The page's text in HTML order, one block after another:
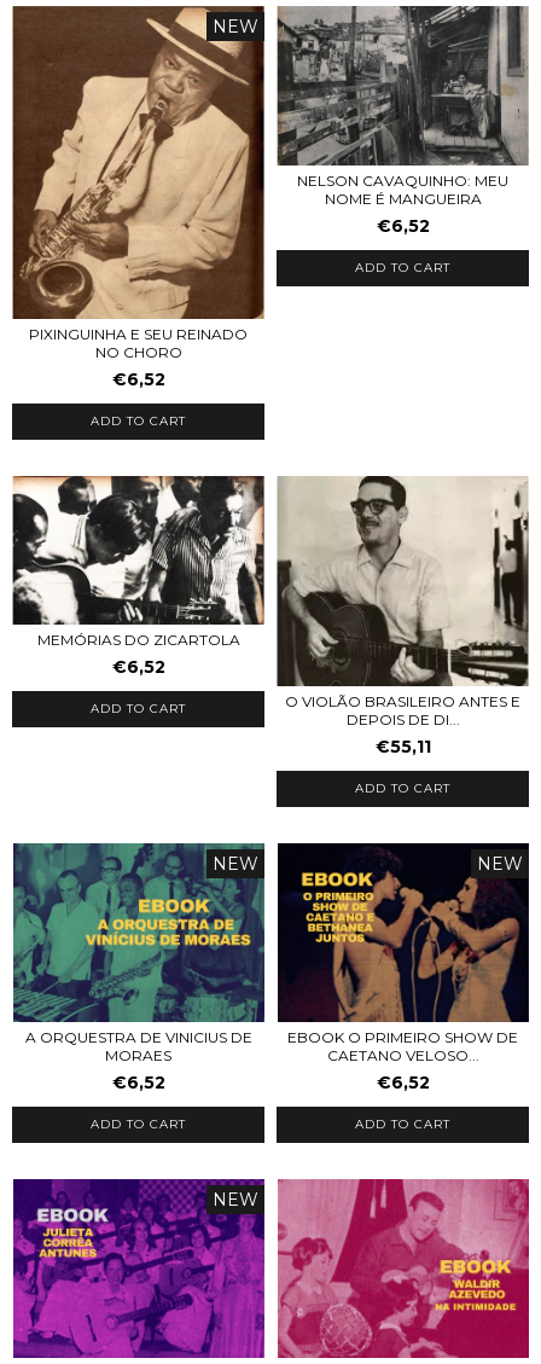
NEW
PIXINGUINHA E SEU REINADO
NO CHORO
€6,52
ADD TO CART
NELSON CAVAQUINHO: MEU
NOME É MANGUEIRA
€6,52
ADD TO CART
MEMÓRIAS DO ZICARTOLA
€6,52
ADD TO CART
O VIOLÃO BRASILEIRO ANTES E
DEPOIS DE DI...
€55,11
NEW
A ORQUESTRA DE VINICIUS DE
MORAES
€6,52
ADD TO CART
NEW
EBOOK O PRIMEIRO SHOW DE
CAETANO VELOSO...
€6,52
ADD TO CART
NEW